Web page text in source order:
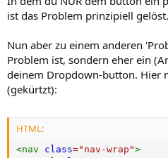
ist das Problem prinzipiell gelöst.
Nun aber zu einem anderen
Problem ist, sondern eher ein
deinem Dropdown-button. Hier
(gekürtzt):
HTML:
<nav class=" nav-wrap ">